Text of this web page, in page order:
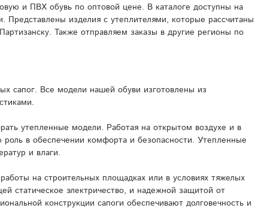
и ПВХ обувь по оптовой цене. В каталоге доступны на
изделия с утеплителями, которые рассчитаны
Также отправляем заказы в другие регионы по
сапог. Все модели нашей обуви изготовлены из
утепленные модели. Работая на открытом воздухе и в
роль в обеспечении комфорта и безопасности. Утепленные
и влаги.
на строительных площадках или в условиях тяжелых
статическое электричество, и надежной защитой от
конструкции сапоги обеспечивают долговечность и